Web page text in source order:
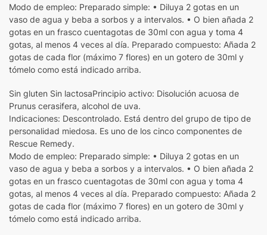
Modo de empleo: Preparado simple: • Diluya 2 gotas en un
vaso de agua y beba a sorbos y a intervalos. • O bien añada 2
gotas en un frasco cuentagotas de 30ml con agua y toma 4
gotas, al menos 4 veces al día. Preparado compuesto: Añada 2
gotas de cada flor (máximo 7 flores) en un gotero de 30ml y
tómelo como está indicado arriba.
Sin gluten Sin lactosaPrincipio activo: Disolución acuosa de
Prunus cerasifera, alcohol de uva.
Indicaciones: Descontrolado. Está dentro del grupo de tipo de
personalidad miedosa. Es uno de los cinco componentes de
Rescue Remedy.
Modo de empleo: Preparado simple: • Diluya 2 gotas en un
vaso de agua y beba a sorbos y a intervalos. • O bien añada 2
gotas en un frasco cuentagotas de 30ml con agua y toma 4
gotas, al menos 4 veces al día. Preparado compuesto: Añada 2
gotas de cada flor (máximo 7 flores) en un gotero de 30ml y
tómelo como está indicado arriba.